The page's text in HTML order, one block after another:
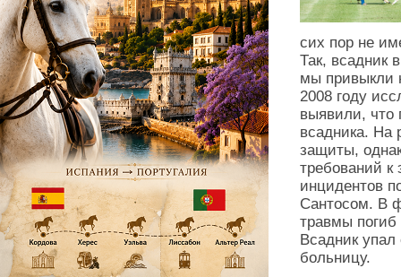
сих пор не
Так, всадник
мы привыкли
2008 году
выявили, что
всадника. На
защиты,
требований к
инцидентов
Сантосом. В
травмы погиб
Всадник
больницу.